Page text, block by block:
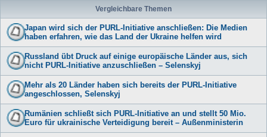
Vergleichbare Themen
Japan wird sich der PURL-Initiative anschließen: Die Medien
haben erfahren, wie das Land der Ukraine helfen wird
Russland übt Druck auf einige europäische Länder aus, sich
nicht PURL-Initiative anzuschließen – Selenskyj
Mehr als 20 Länder haben sich bereits der PURL-Initiative
angeschlossen, Selenskyj
Rumänien schließt sich PURL-Initiative an und stellt 50 Mio.
Euro für ukrainische Verteidigung bereit – Außenministerin